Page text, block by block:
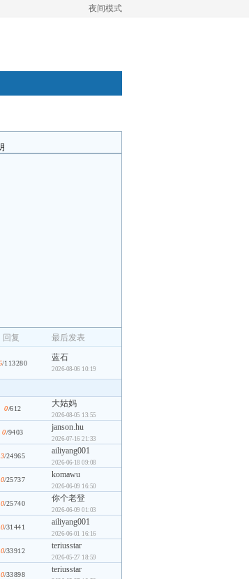
夜间模式
回复 最后发表
/113280
蓝石
2026-08-06 10:19
0/612 大姑妈
2026-08-05 13:55
0/9403 janson.hu
2026-07-16 21:33
3/24965 ailiyang001
2026-06-18 09:08
0/25737 komawu
2026-06-09 16:50
0/25740 你个老登
2026-06-09 01:03
0/31441 ailiyang001
2026-06-01 16:16
0/33912 teriusstar
2026-05-27 18:59
0/33898 teriusstar